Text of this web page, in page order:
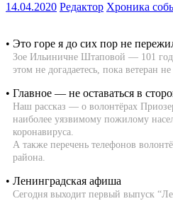
14.04.2020 Редактор Хроника
• Это горе я до сих пор не
Зое Ильиничне Штаповой — 101
этом не догадаетесь, пока ветеран
• Главное — не оставаться в
Наш рассказ — о волонтёрах
наиболее уязвимому пожилому
коронавируса.
А также перечень телефонов
района.
• Ленинградская афиша
Сегодня выходит первый выпуск